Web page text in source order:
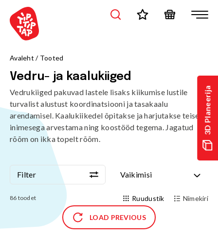
3D Planeerija
Avaleht / Tooted
Vedru- ja kaalukiiged
Vedrukiiged pakuvad lastele lisaks kiikumise lustile
turvalist alustust koordinatsiooni ja tasakaalu
arendamisel. Kaalukiikedel õpitakse ja harjutakse teise
inimesega arvestama ning koostööd tegema. Jagatud
rõõm on ikka topelt rõõm.
Filter
Filter Vaikimisi
86 toodet Ruudustik Nimekiri
LOAD PREVIOUS